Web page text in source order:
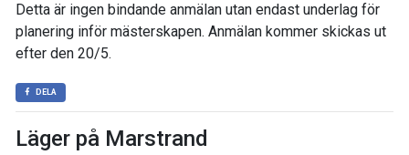
Detta är ingen bindande anmälan utan endast underlag för
planering inför mästerskapen. Anmälan kommer skickas ut
efter den 20/5.
DELA
Läger på Marstrand